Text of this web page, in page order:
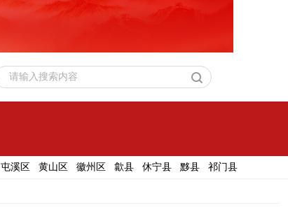
请输入搜索内容
屯溪区 黄山区 徽州区 歙县 休宁县 黟县 祁门县